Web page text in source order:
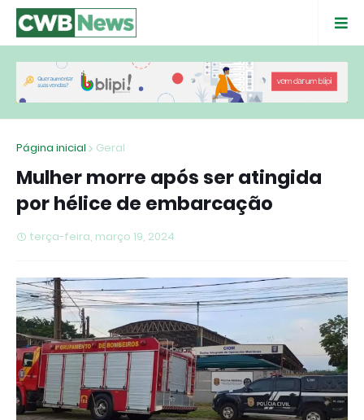
Página inicial Geral
Mulher morre após ser atingida
por hélice de embarcação
terça-feira, março 19, 2024